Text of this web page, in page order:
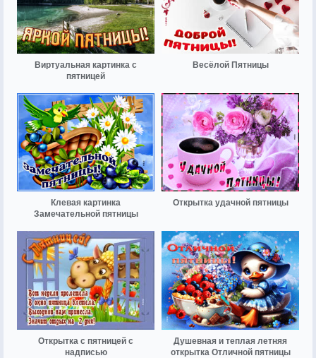
Виртуальная картинка с
пятницей
Весёлой Пятницы
Клевая картинка
Замечательной пятницы
Открытка удачной пятницы
Открытка с пятницей с
надписью
Душевная и теплая летняя
открытка Отличной пятницы